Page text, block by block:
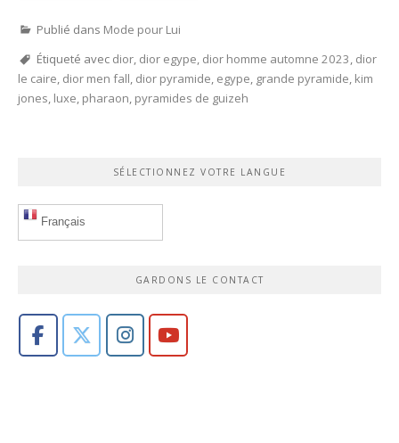
Publié dans Mode pour Lui
Étiqueté avec dior, dior egype, dior homme automne 2023, dior
le caire, dior men fall, dior pyramide, egype, grande pyramide, kim
jones, luxe, pharaon, pyramides de guizeh
SÉLECTIONNEZ VOTRE LANGUE
Français
GARDONS LE CONTACT